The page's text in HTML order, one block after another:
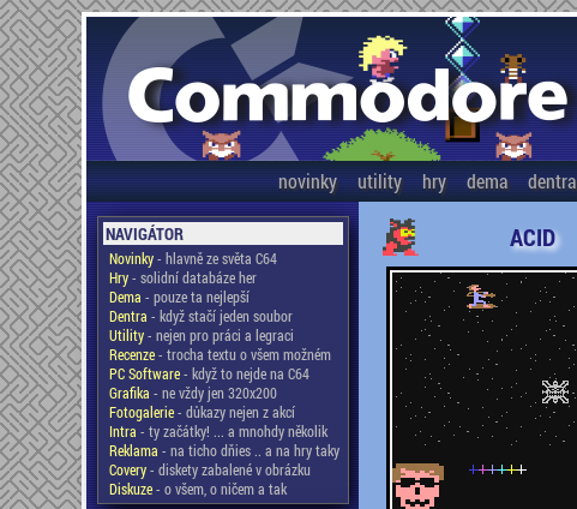
novinky utility hry dema dentra
NAVIGÁTOR
Novinky- hlavně ze světa C64
Hry- solidní databáze her
Dema - pouze ta nejlepší
Dentra - když stačí jeden soubor
Utility- nejen pro práci a legraci
Recenze- trocha textu o všem možném
PC Software- když to nejde na C64
Grafika - ne vždy jen 320x200
Fotogalerie- důkazy nejen z akcí
Intra - ty začátky! ... a mnohdy několik
Reklama - na ticho dňies .. a na hry taky
Covery- diskety zabalené v obrázku
Diskuze- o všem, o ničem a tak
ACID